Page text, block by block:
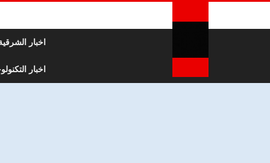
اخبار
اخبار